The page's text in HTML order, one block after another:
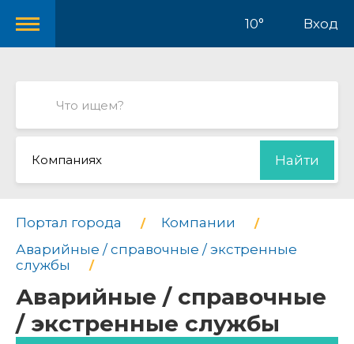
10° Вход
Компаниях Найти
Портал города
Компании
Аварийные / справочные / экстренные
службы
Аварийные / справочные
/ экстренные службы